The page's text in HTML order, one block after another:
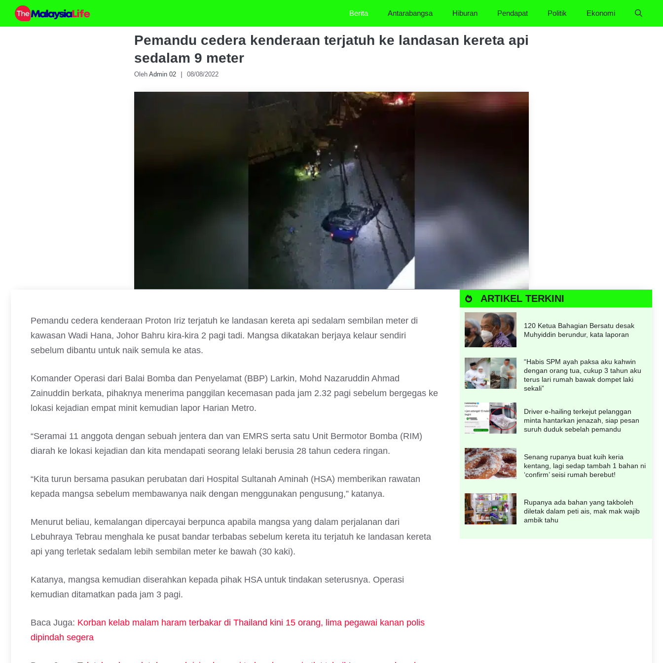
Skip
Berita Antarabangsa Hiburan Pendapat Politik Ekonomi
Pemandu cedera kenderaan terjatuh ke landasan kereta api
sedalam 9 meter
Oleh Admin 02 08/08/2022
Pemandu cedera kenderaan Proton Iriz terjatuh ke landasan kereta api sedalam sembilan meter di
kawasan Wadi Hana, Johor Bahru kira-kira 2 pagi tadi. Mangsa dikatakan berjaya kelaur sendiri
sebelum dibantu untuk naik semula ke atas.
Komander Operasi dari Balai Bomba dan Penyelamat (BBP) Larkin, Mohd Nazaruddin Ahmad
Zainuddin berkata, pihaknya menerima panggilan kecemasan pada jam 2.32 pagi sebelum bergegas ke
lokasi kejadian empat minit kemudian lapor Harian Metro.
“Seramai 11 anggota dengan sebuah jentera dan van EMRS serta satu Unit Bermotor Bomba (RIM)
diarah ke lokasi kejadian dan kita mendapati seorang lelaki berusia 28 tahun cedera ringan.
“Kita turun bersama pasukan perubatan dari Hospital Sultanah Aminah (HSA) memberikan rawatan
kepada mangsa sebelum membawanya naik dengan menggunakan pengusung,” katanya.
Menurut beliau, kemalangan dipercayai berpunca apabila mangsa yang dalam perjalanan dari
Lebuhraya Tebrau menghala ke pusat bandar terbabas sebelum kereta itu terjatuh ke landasan kereta
api yang terletak sedalam lebih sembilan meter ke bawah (30 kaki).
Katanya, mangsa kemudian diserahkan kepada pihak HSA untuk tindakan seterusnya. Operasi
kemudian ditamatkan pada jam 3 pagi.
Baca Juga: Korban kelab malam haram terbakar di Thailand kini 15 orang, lima pegawai kanan polis
dipindah segera
ARTIKEL TERKINI
120 Ketua Bahagian Bersatu desak
Muhyiddin berundur, kata laporan
“Habis SPM ayah paksa aku kahwin
dengan orang tua, cukup 3 tahun aku
terus lari rumah bawak dompet laki
sekali”
Driver e-hailing terkejut pelanggan
minta hantarkan jenazah, siap pesan
suruh duduk sebelah pemandu
Senang rupanya buat kuih keria
kentang, lagi sedap tambah 1 bahan ni
‘confirm’ seisi rumah berebut!
Rupanya ada bahan yang takboleh
diletak dalam peti ais, mak mak wajib
ambik tahu